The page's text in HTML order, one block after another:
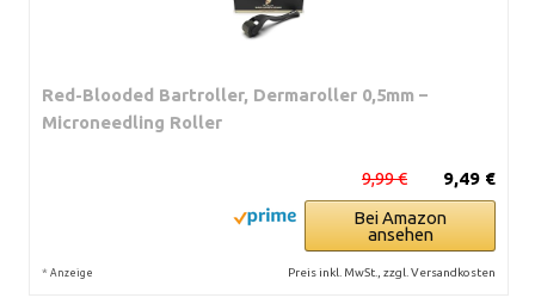
Red-Blooded Bartroller, Dermaroller 0,5mm –
Microneedling Roller
9,49 €
9,99 €
Bei Amazon
ansehen
* Anzeige Preis inkl. MwSt., zzgl. Versandkosten